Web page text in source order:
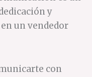
y
un vendedor
con